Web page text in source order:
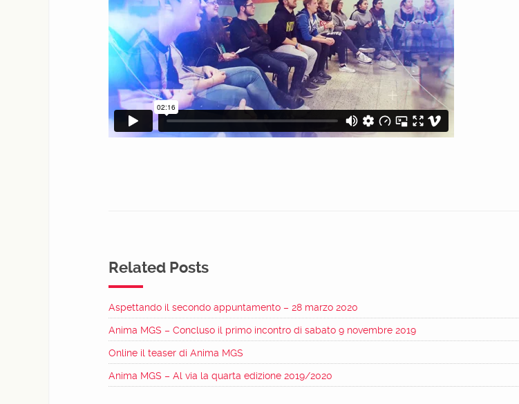
Related Posts
Aspettando il secondo appuntamento – 28 marzo 2020
Anima MGS – Concluso il primo incontro di sabato 9 novembre 2019
Online il teaser di Anima MGS
Anima MGS – Al via la quarta edizione 2019/2020